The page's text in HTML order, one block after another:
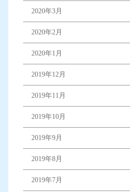
2020年3月
2020年2月
2020年1月
2019年12月
2019年11月
2019年10月
2019年9月
2019年8月
2019年7月